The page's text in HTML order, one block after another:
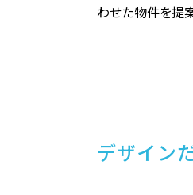
わせた物件を提
デザイン